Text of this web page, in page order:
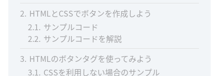
2 HTMLとCSSでボタンを作成しよう
2.1 サンプルコード
2.2 サンプルコードを解説
3 HTMLのボタンタグを使ってみよう
3.1 CSSを利用しない場合のサンプル